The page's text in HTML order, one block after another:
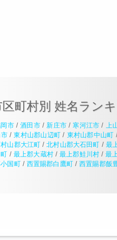
町村別 姓名ラン
市/酒田市/ 新庄市/ 寒河江市 / 上
/東村山郡山辺町 / 東村山郡中山町
山郡大江町 /北村山郡大石田町 / 最
/ 最上郡大蔵村/最上郡鮭川村/最
国町/ 西置賜郡白鷹町/西置賜郡飯